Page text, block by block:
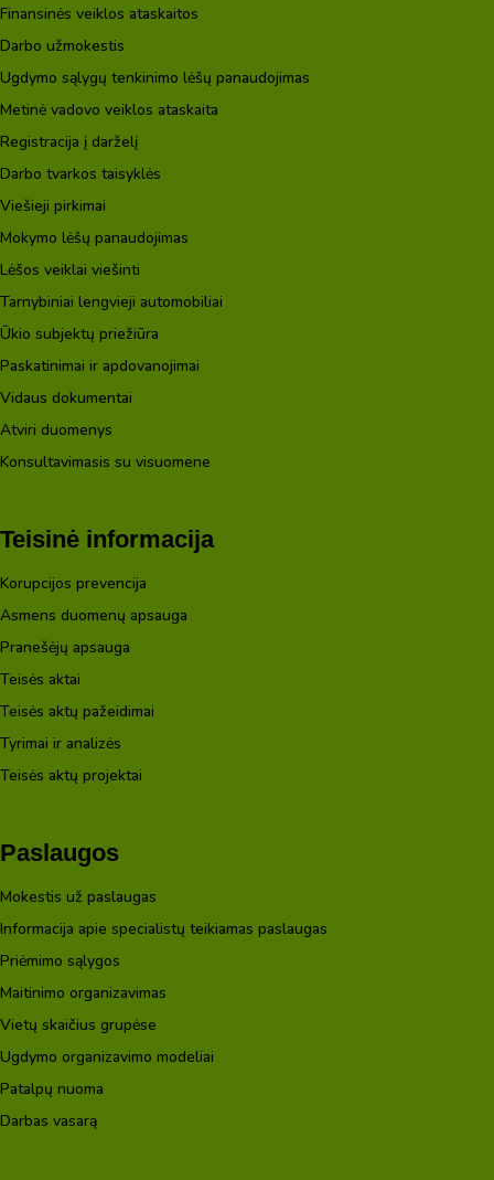
Finansinės veiklos ataskaitos
Darbo užmokestis
Ugdymo sąlygų tenkinimo lėšų panaudojimas
Metinė vadovo veiklos ataskaita
Registracija į darželį
Darbo tvarkos taisyklės
Viešieji pirkimai
Mokymo lėšų panaudojimas
Lėšos veiklai viešinti
Tarnybiniai lengvieji automobiliai
Ūkio subjektų priežiūra
Paskatinimai ir apdovanojimai
Vidaus dokumentai
Atviri duomenys
Konsultavimasis su visuomene
Teisinė informacija
Korupcijos prevencija
Asmens duomenų apsauga
Pranešėjų apsauga
Teisės aktai
Teisės aktų pažeidimai
Tyrimai ir analizės
Teisės aktų projektai
Paslaugos
Mokestis už paslaugas
Informacija apie specialistų teikiamas paslaugas
Priėmimo sąlygos
Maitinimo organizavimas
Vietų skaičius grupėse
Ugdymo organizavimo modeliai
Patalpų nuoma
Darbas vasarą